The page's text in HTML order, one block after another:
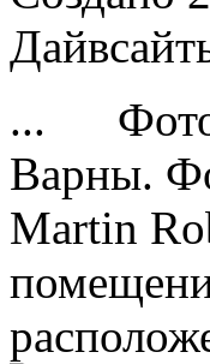
... Фото
Варны.
Martin